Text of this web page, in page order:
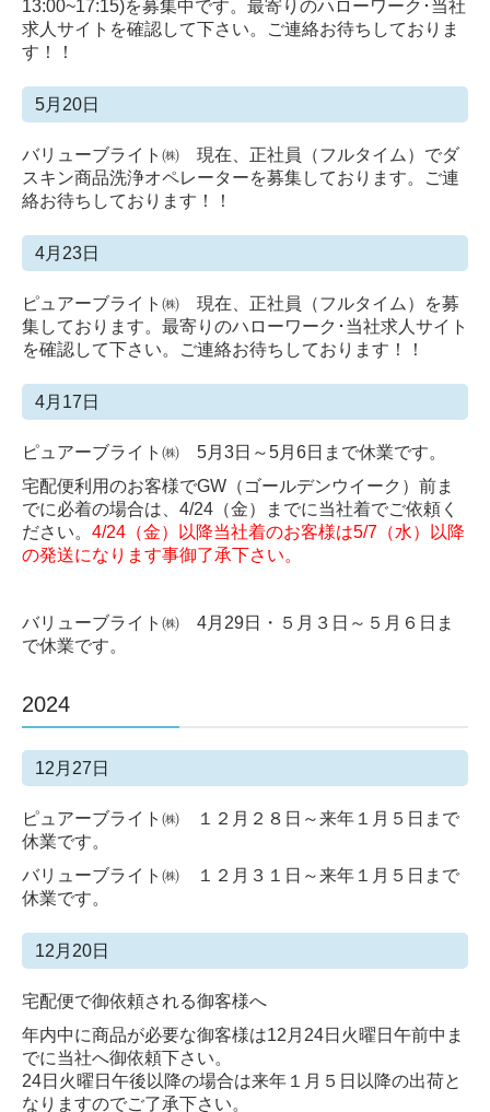
13:00~17:15)を募集中です。 最寄りのハローワーク･当社
求人サイトを確認して下さい。ご連絡お待ちしておりま
す！！
5月20日
バリューブライト㈱ 現在、正社員（フルタイム）でダ
スキン商品洗浄オペレーターを募集しております。ご連
絡お待ちしております！！
4月23日
ピュアーブライト㈱ 現在、正社員（フルタイム）を募
集しております。最寄りのハローワーク･当社求人サイト
を確認して下さい。ご連絡お待ちしております！！
4月17日
ピュアーブライト㈱ 5月3日～5月6日まで休業です。
宅配便利用のお客様でGW（ゴールデンウイーク）前ま
でに必着の場合は、4/24（金）までに当社着でご依頼く
ださい。 4/24（金）以降当社着のお客様は5/7（水）以降
の発送になります事御了承下さい。
バリューブライト㈱ 4月29日・５月３日～５月６日ま
で休業です。
2024
12月27日
ピュアーブライト㈱ １２月２８日～来年１月５日まで
休業です。
バリューブライト㈱ １２月３１日～来年１月５日まで
休業です。
12月20日
宅配便で御依頼される御客様へ
年内中に商品が必要な御客様は12月24日火曜日午前中ま
でに当社へ御依頼下さい。
24日火曜日午後以降の場合は来年１月５日以降の出荷と
なりますのでご了承下さい。